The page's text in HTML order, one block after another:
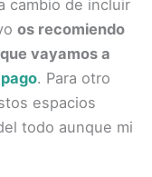
cambio de incluir
os recomiendo
vayamos a
. Para otro
espacios
todo aunque mi